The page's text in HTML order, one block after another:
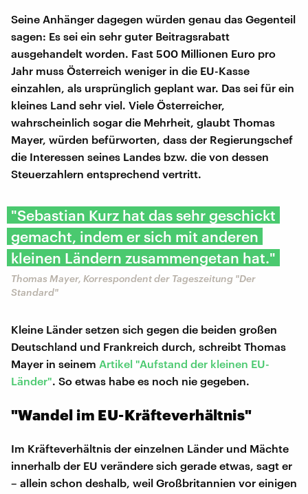
Seine Anhänger dagegen würden genau das Gegenteil
sagen: Es sei ein sehr guter Beitragsrabatt
ausgehandelt worden. Fast 500 Millionen Euro pro
Jahr muss Österreich weniger in die EU-Kasse
einzahlen, als ursprünglich geplant war. Das sei für ein
kleines Land sehr viel. Viele Österreicher,
wahrscheinlich sogar die Mehrheit, glaubt Thomas
Mayer, würden befürworten, dass der Regierungschef
die Interessen seines Landes bzw. die von dessen
Steuerzahlern entsprechend vertritt.
"Sebastian Kurz hat das sehr geschickt
gemacht, indem er sich mit anderen
kleinen Ländern zusammengetan hat."
Thomas Mayer, Korrespondent der Tageszeitung "Der
Standard"
Kleine Länder setzen sich gegen die beiden großen
Deutschland und Frankreich durch, schreibt Thomas
Mayer in seinem Artikel "Aufstand der kleinen EU-
Länder". So etwas habe es noch nie gegeben.
"Wandel im EU-Kräfteverhältnis"
Im Kräfteverhältnis der einzelnen Länder und Mächte
innerhalb der EU verändere sich gerade etwas, sagt er
– allein schon deshalb, weil Großbritannien vor einigen